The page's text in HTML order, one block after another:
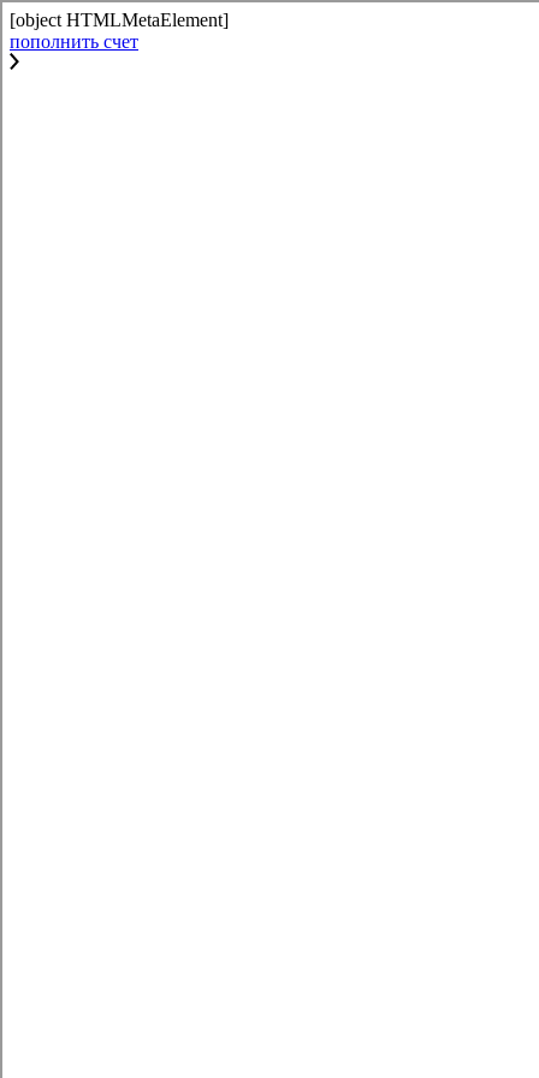
[object HTMLMetaElement]
пополнить счет